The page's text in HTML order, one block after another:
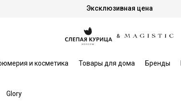
Эксклюзивная цена
и косметика Товары для дома Бренды
Glory